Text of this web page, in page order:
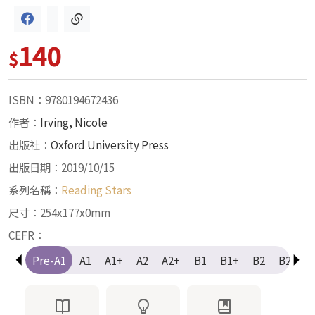
$140
ISBN：9780194672436
作者： Irving, Nicole
出版社： Oxford University Press
出版日期：2019/10/15
系列名稱： Reading Stars
尺寸：254x177x0mm
CEFR：
Pre-A1
A1 A1+ A2 A2+ B1 B1+ B2 B2+